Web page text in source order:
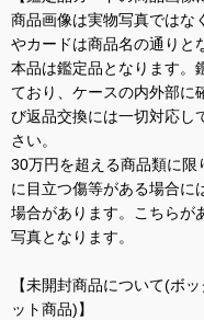
商品画像は実物写真ではな
やカードは商品名の通りと
本品は鑑定品となります。
ており、ケースの内外部に
び返品交換には一切対応し
さい。
30万円を超える商品類に
に目立つ傷等がある場合に
場合があります。こちらが
写真となります。
【未開封商品について(ボ
ット商品)】